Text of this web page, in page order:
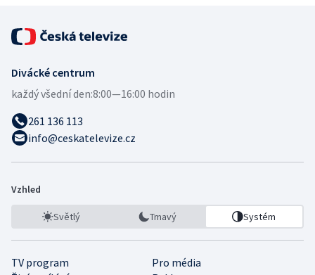
Divácké centrum
každý všední den:8:00—16:00 hodin
261 136 113
info@ceskatelevize.cz
Vzhled
Světlý Tmavý Systém
TV program
Pro média